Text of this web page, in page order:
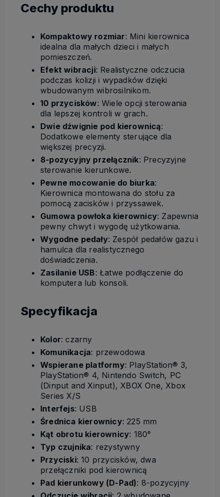
Cechy produktu
Kompaktowy rozmiar: Mini kierownica
idealna dla małych dzieci i małych
pomieszczeń.
Efekt wibracji: Realistyczne odczucia
podczas kolizji i wypadków dzięki
wbudowanym wibrosilnikom.
10 przycisków: Wiele opcji sterowania
dla lepszej kontroli w grach.
Dwie dźwignie pod kierownicą:
Dodatkowe elementy sterujące dla
większej precyzji.
8-pozycyjny przełącznik: Precyzyjne
sterowanie kierunkowe.
Pewne mocowanie do biurka:
Kierownica montowana do stołu za
pomocą zacisków i przyssawek.
Gumowa powłoka kierownicy: Zapewnia
pewny chwyt i wygodę użytkowania.
Wygodne pedały: Zespół pedałów gazu i
hamulca dla realistycznego
doświadczenia.
Zasilanie USB: Łatwe podłączenie do
komputera lub konsoli.
Specyfikacja
Kolor: czarny
Komunikacja: przewodowa
Wspierane platformy: PlayStation® 3,
PlayStation® 4, Nintendo Switch, PC
(Dinput and Xinput), XBOX One, Xbox
Series X/S
Interfejs: USB
Średnica kierownicy: 225 mm
Kąt obrotu kierownicy: 180°
Typ czujnika: rezystywny
Przyciski: 10 przycisków, dwa
przełączniki pod kierownicą
Pad kierunkowy (D-Pad): 8-pozycyjny